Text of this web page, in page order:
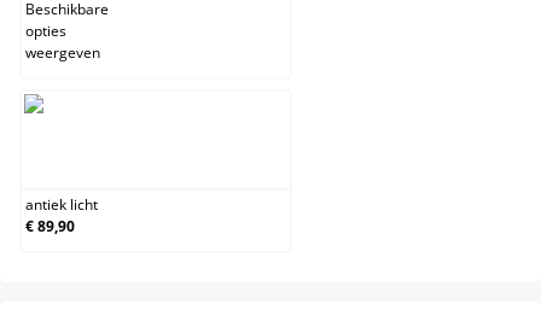
Beschikbare
opties
weergeven
antiek licht
€ 89,90